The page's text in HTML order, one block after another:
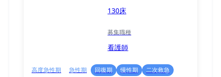
130床
募集職種
看護師
高度急性期 急性期 回復期 慢性期
二次救急